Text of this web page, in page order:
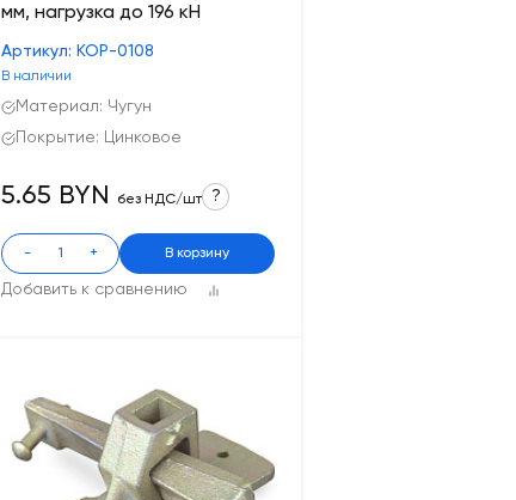
мм, нагрузка до 196 кН
Артикул: КОР-0108
В наличии
Материал: Чугун
Покрытие: Цинковое
Добавить к сравнению
5.65 BYN без НДС/шт ?
- + В корзину